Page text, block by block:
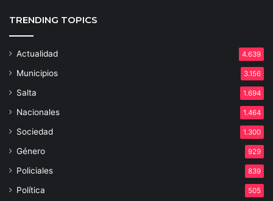
TRENDING TOPICS
Actualidad 4.639
Municipios 3.156
Salta 1.694
Nacionales 1.464
Sociedad 1.300
Género 929
Policiales 839
Política 505